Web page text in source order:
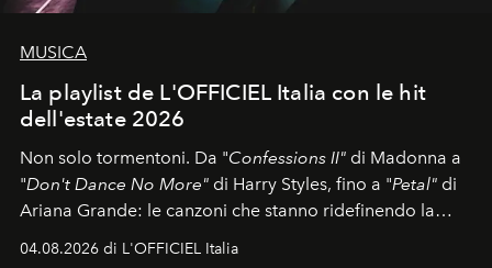
MUSICA
La playlist de L'OFFICIEL Italia con le hit
dell'estate 2026
Non solo tormentoni. Da "Confessions II" di Madonna a
"Don't Dance No More" di Harry Styles, fino a "Petal" di
Ariana Grande: le canzoni che stanno ridefinendo la
colonna sonora della stagione.
04.08.2026 di L'OFFICIEL Italia